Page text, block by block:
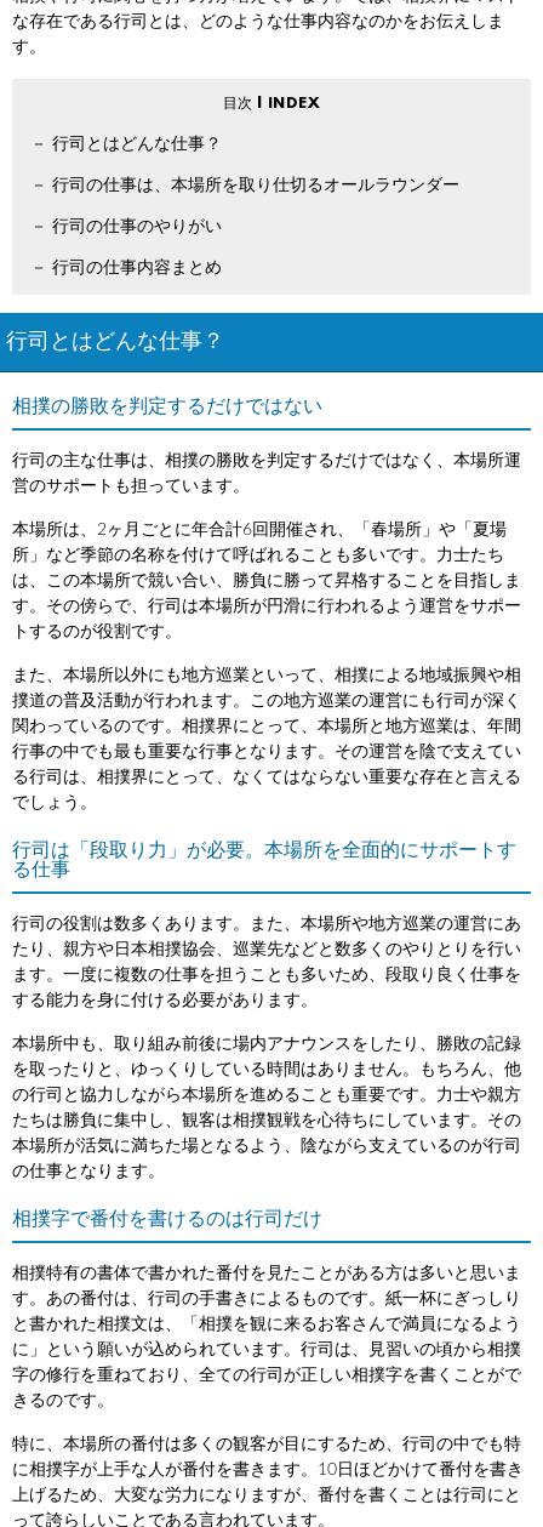
な存在である行司とは、どのような仕事内容なのかをお伝えしま
す。
行司とはどんな仕事？
行司の仕事は、本場所を取り仕切るオールラウンダー
行司の仕事のやりがい
行司の仕事内容まとめ
行司とはどんな仕事？
相撲の勝敗を判定するだけではない
行司の主な仕事は、相撲の勝敗を判定するだけではなく、本場所運
営のサポートも担っています。
本場所は、2ヶ月ごとに年合計6回開催され、「春場所」や「夏場
所」など季節の名称を付けて呼ばれることも多いです。力士たち
は、この本場所で競い合い、勝負に勝って昇格することを目指しま
す。その傍らで、行司は本場所が円滑に行われるよう運営をサポー
トするのが役割です。
また、本場所以外にも地方巡業といって、相撲による地域振興や相
撲道の普及活動が行われます。この地方巡業の運営にも行司が深く
関わっているのです。相撲界にとって、本場所と地方巡業は、年間
行事の中でも最も重要な行事となります。その運営を陰で支えてい
る行司は、相撲界にとって、なくてはならない重要な存在と言える
でしょう。
行司は「段取り力」が必要。本場所を全面的にサポートす
る仕事
行司の役割は数多くあります。また、本場所や地方巡業の運営にあ
たり、親方や日本相撲協会、巡業先などと数多くのやりとりを行い
ます。一度に複数の仕事を担うことも多いため、段取り良く仕事を
する能力を身に付ける必要があります。
本場所中も、取り組み前後に場内アナウンスをしたり、勝敗の記録
を取ったりと、ゆっくりしている時間はありません。もちろん、他
の行司と協力しながら本場所を進めることも重要です。力士や親方
たちは勝負に集中し、観客は相撲観戦を心待ちにしています。その
本場所が活気に満ちた場となるよう、陰ながら支えているのが行司
の仕事となります。
相撲字で番付を書けるのは行司だけ
相撲特有の書体で書かれた番付を見たことがある方は多いと思いま
す。あの番付は、行司の手書きによるものです。紙一杯にぎっしり
と書かれた相撲文は、「相撲を観に来るお客さんで満員になるよう
に」という願いが込められています。行司は、見習いの頃から相撲
字の修行を重ねており、全ての行司が正しい相撲字を書くことがで
きるのです。
特に、本場所の番付は多くの観客が目にするため、行司の中でも特
に相撲字が上手な人が番付を書きます。10日ほどかけて番付を書き
上げるため、大変な労力になりますが、番付を書くことは行司にと
って誇らしいことである言われています。